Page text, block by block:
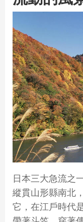
日本三大急流之
縱貫山形縣南北
它，在江戶時代